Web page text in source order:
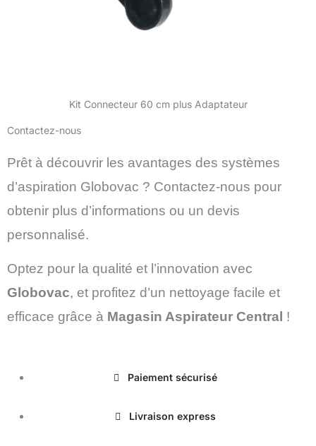
Kit Connecteur 60 cm plus Adaptateur
Contactez-nous
Prêt à découvrir les avantages des systèmes
d’aspiration Globovac ? Contactez-nous pour
obtenir plus d’informations ou un devis
personnalisé.
Optez pour la qualité et l’innovation avec
Globovac, et profitez d’un nettoyage facile et
efficace grâce à Magasin Aspirateur Central !
Paiement sécurisé
Livraison express